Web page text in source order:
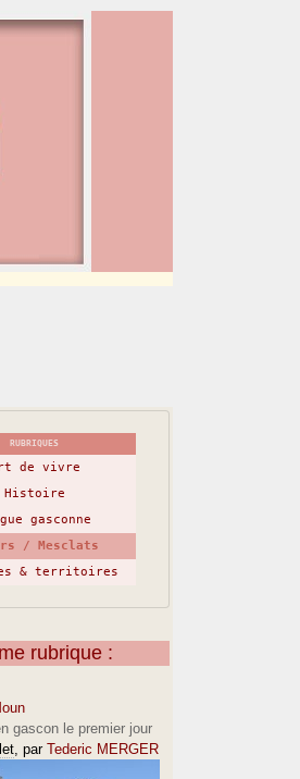
RUBRIQUES
de vivre
Histoire
gasconne
/ Mesclats
& territoires
rubrique :
gascon le premier jour
, par Tederic MERGER